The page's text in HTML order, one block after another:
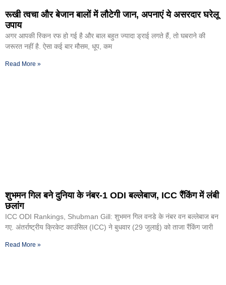
रूखी त्वचा और बेजान बालों में लौटेगी जान, अपनाएं ये असरदार घरेलू
उपाय
अगर आपकी स्किन रफ हो गई है और बाल बहुत ज्यादा ड्राई लगते हैं, तो घबराने की
जरूरत नहीं है. ऐसा कई बार मौसम, धूप, कम
Read More »
शुभमन गिल बने दुनिया के नंबर-1 ODI बल्लेबाज, ICC रैंकिंग में लंबी
छलांग
ICC ODI Rankings, Shubman Gill: शुभमन गिल वनडे के नंबर वन बल्लेबाज बन
गए. अंतर्राष्ट्रीय क्रिकेट काउंसिल (ICC) ने बुधवार (29 जुलाई) को ताजा रैंकिंग जारी
Read More »